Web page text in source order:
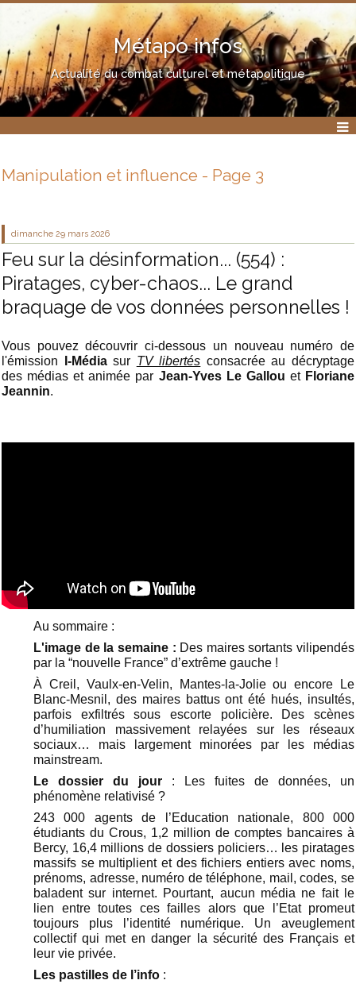
Métapo infos
Actualité du combat culturel et métapolitique
Manipulation et influence - Page 3
dimanche 29 mars 2026
Feu sur la désinformation... (554) :
Piratages, cyber-chaos... Le grand
braquage de vos données personnelles !
Vous pouvez découvrir ci-dessous un nouveau numéro de
l'émission
I-Médiasur TV libertés consacrée au décryptage
des médias et animée par Jean-Yves Le Gallou et Floriane
Jeannin.
Au sommaire :
L'image de la semaine : Des maires sortants vilipendés
par la “nouvelle France” d’extrême gauche !
À Creil, Vaulx-en-Velin, Mantes-la-Jolie ou encore Le
Blanc-Mesnil, des maires battus ont été hués, insultés,
parfois exfiltrés sous escorte policière. Des scènes
d’humiliation massivement relayées sur les réseaux
sociaux… mais largement minorées par les médias
mainstream.
Le dossier du jour : Les fuites de données, un
phénomène relativisé ?
243 000 agents de l’Education nationale, 800 000
étudiants du Crous, 1,2 million de comptes bancaires à
Bercy, 16,4 millions de dossiers policiers… les piratages
massifs se multiplient et des fichiers entiers avec noms,
prénoms, adresse, numéro de téléphone, mail, codes, se
baladent sur internet. Pourtant, aucun média ne fait le
lien entre toutes ces failles alors que l’Etat promeut
toujours plus l’identité numérique. Un aveuglement
collectif qui met en danger la sécurité des Français et
leur vie privée.
Les pastilles de l’info :